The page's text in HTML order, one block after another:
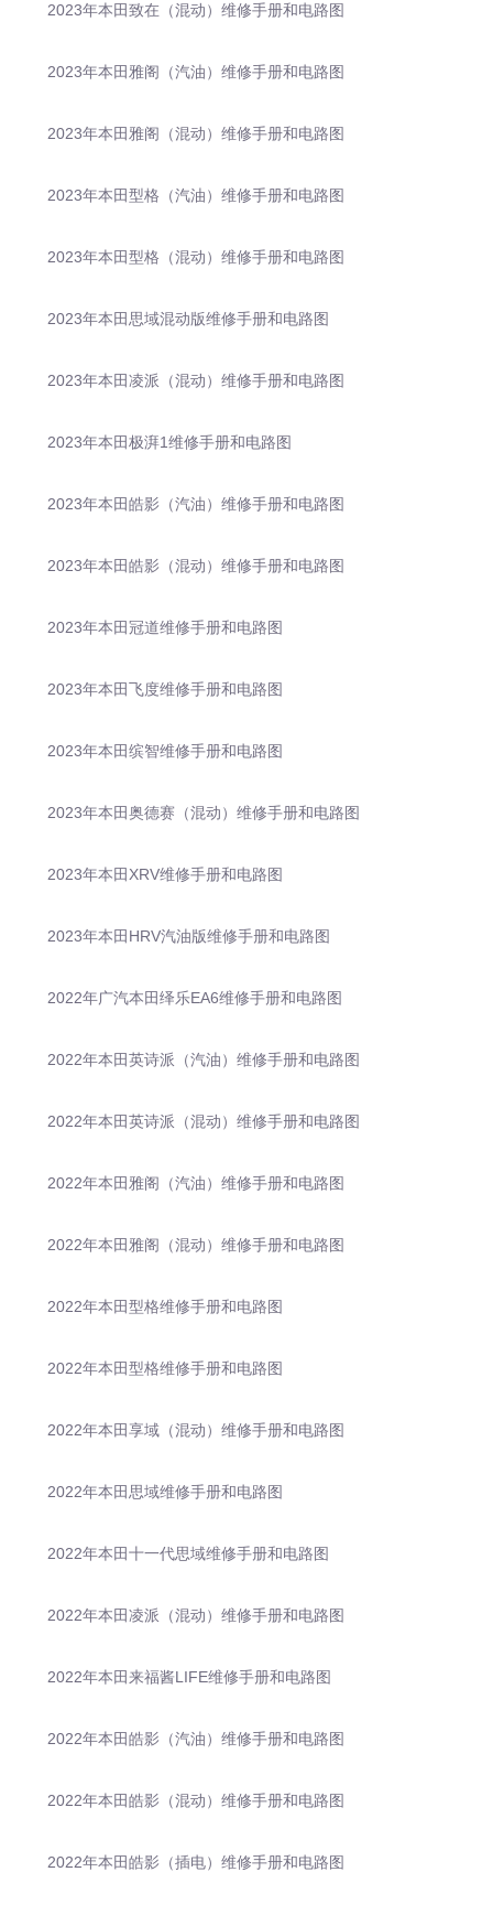
2023年本田致在（混动）维修手册和电路图
2023年本田雅阁（汽油）维修手册和电路图
2023年本田雅阁（混动）维修手册和电路图
2023年本田型格（汽油）维修手册和电路图
2023年本田型格（混动）维修手册和电路图
2023年本田思域混动版维修手册和电路图
2023年本田凌派（混动）维修手册和电路图
2023年本田极湃1维修手册和电路图
2023年本田皓影（汽油）维修手册和电路图
2023年本田皓影（混动）维修手册和电路图
2023年本田冠道维修手册和电路图
2023年本田飞度维修手册和电路图
2023年本田缤智维修手册和电路图
2023年本田奥德赛（混动）维修手册和电路图
2023年本田XRV维修手册和电路图
2023年本田HRV汽油版维修手册和电路图
2022年广汽本田绎乐EA6维修手册和电路图
2022年本田英诗派（汽油）维修手册和电路图
2022年本田英诗派（混动）维修手册和电路图
2022年本田雅阁（汽油）维修手册和电路图
2022年本田雅阁（混动）维修手册和电路图
2022年本田型格维修手册和电路图
2022年本田型格维修手册和电路图
2022年本田享域（混动）维修手册和电路图
2022年本田思域维修手册和电路图
2022年本田十一代思域维修手册和电路图
2022年本田凌派（混动）维修手册和电路图
2022年本田来福酱LIFE维修手册和电路图
2022年本田皓影（汽油）维修手册和电路图
2022年本田皓影（混动）维修手册和电路图
2022年本田皓影（插电）维修手册和电路图